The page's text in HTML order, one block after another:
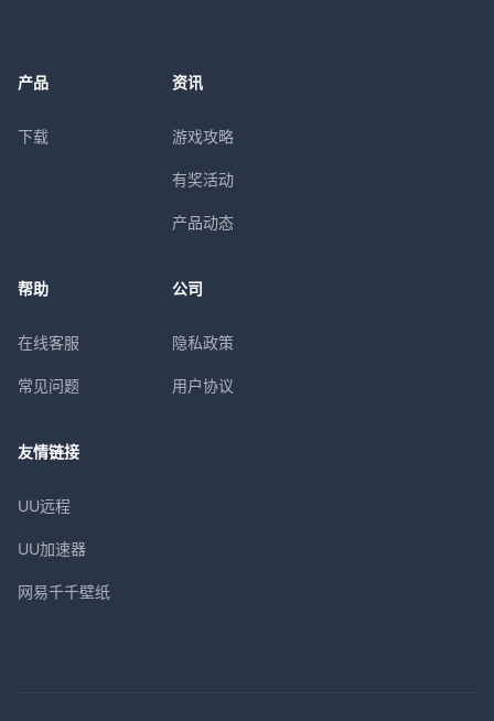
产品
下载
资讯
游戏攻略
有奖活动
产品动态
帮助
在线客服
常见问题
公司
隐私政策
用户协议
友情链接
UU远程
UU加速器
网易千千壁纸